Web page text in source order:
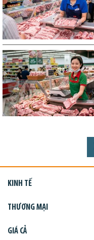
KINH TẾ
THƯƠNG MẠI
GIÁ CẢ